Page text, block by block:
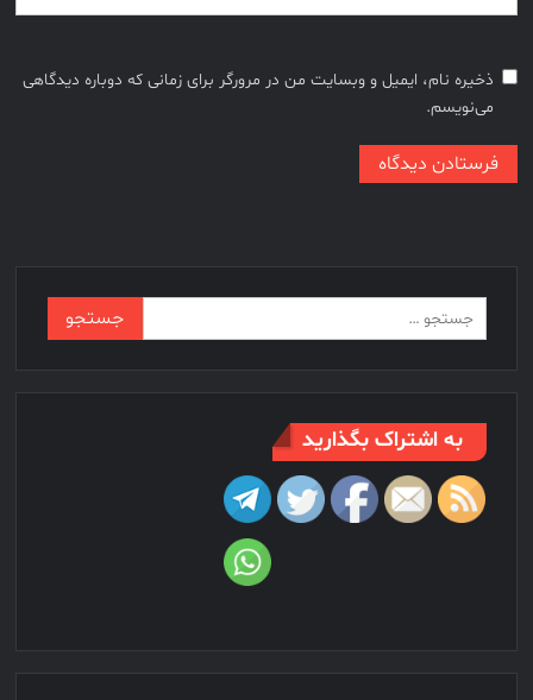
ذخیره نام، ایمیل و وبسایت من در مرورگر برای زمانی که دوباره دیدگاهی
می‌نویسم.
برای:
به اشتراک بگذارید